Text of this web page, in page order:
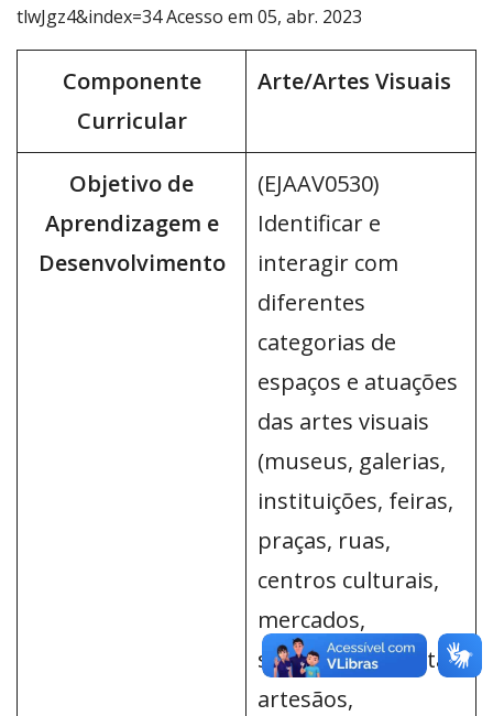
tlwJgz4&index=34 Acesso em 05, abr. 2023
Componente
Curricular
Arte/Artes Visuais
Objetivo de
Aprendizagem e
Desenvolvimento
(EJAAV0530)
Identificar e
interagir com
diferentes
categorias de
espaços e atuações
das artes visuais
(museus, galerias,
instituições, feiras,
praças, ruas,
centros culturais,
mercados,
shoppings, artistas,
artesãos,